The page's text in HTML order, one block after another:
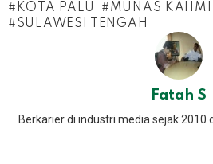
KOTA PALU
MUNAS KAHMI
SULAWESI TENGAH
Fatah S
Berkarier di industri media sejak 2010